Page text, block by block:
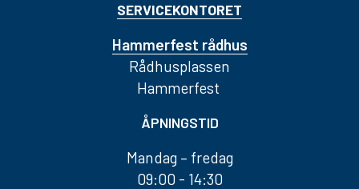
SERVICEKONTORET
Hammerfest rådhus
Rådhusplassen
Hammerfest
ÅPNINGSTID
Mandag – fredag
09:00 - 14:30